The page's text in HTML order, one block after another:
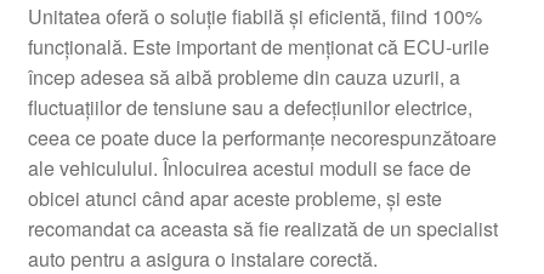
Unitatea oferă o soluție fiabilă și eficientă, fiind 100%
funcțională. Este important de menționat că ECU-urile
încep adesea să aibă probleme din cauza uzurii, a
fluctuațiilor de tensiune sau a defecțiunilor electrice,
ceea ce poate duce la performanțe necorespunzătoare
ale vehiculului. Înlocuirea acestui moduli se face de
obicei atunci când apar aceste probleme, și este
recomandat ca aceasta să fie realizată de un specialist
auto pentru a asigura o instalare corectă.